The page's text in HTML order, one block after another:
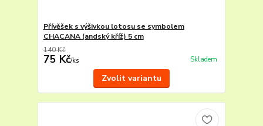
Přívěšek s výšivkou lotosu se symbolem
CHACANA (andský kříž) 5 cm
140 Kč
75 Kč/ks Skladem
Zvolit variantu